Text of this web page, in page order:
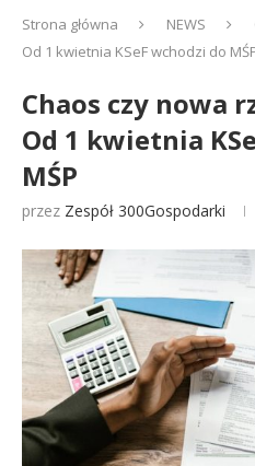
Strona główna NEWS
Od 1 kwietnia KSeF wchodzi do
Chaos czy nowa
Od 1 kwietnia
MŚP
przez Zespół 300Gospodarki